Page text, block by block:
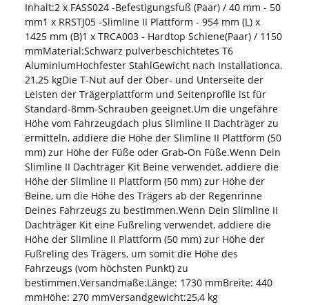
Inhalt:2 x FASS024 -Befestigungsfuß (Paar) / 40 mm - 50
mm1 x RRSTJ05 -Slimline II Plattform - 954 mm (L) x
1425 mm (B)1 x TRCA003 - Hardtop Schiene(Paar) / 1150
mmMaterial:Schwarz pulverbeschichtetes T6
AluminiumHochfester StahlGewicht nach Installationca.
21,25 kgDie T-Nut auf der Ober- und Unterseite der
Leisten der Trägerplattform und Seitenprofile ist für
Standard-8mm-Schrauben geeignet.Um die ungefähre
Höhe vom Fahrzeugdach plus Slimline II Dachträger zu
ermitteln, addiere die Höhe der Slimline II Plattform (50
mm) zur Höhe der Füße oder Grab-On Füße.Wenn Dein
Slimline II Dachträger Kit Beine verwendet, addiere die
Höhe der Slimline II Plattform (50 mm) zur Höhe der
Beine, um die Höhe des Trägers ab der Regenrinne
Deines Fahrzeugs zu bestimmen.Wenn Dein Slimline II
Dachträger Kit eine Fußreling verwendet, addiere die
Höhe der Slimline II Plattform (50 mm) zur Höhe der
Fußreling des Trägers, um somit die Höhe des
Fahrzeugs (vom höchsten Punkt) zu
bestimmen.Versandmaße:Länge: 1730 mmBreite: 440
mmHöhe: 270 mmVersandgewicht:25,4 kg